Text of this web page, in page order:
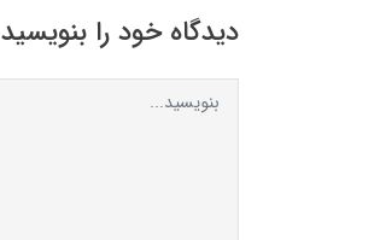
دیدگاه خود را بنویسید